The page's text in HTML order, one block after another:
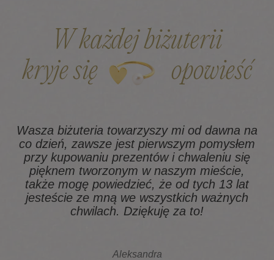
W każdej biżuterii
kryje się
opowieść
Wasza biżuteria towarzyszy mi od dawna na
co dzień, zawsze jest pierwszym pomysłem
przy kupowaniu prezentów i chwaleniu się
pięknem tworzonym w naszym mieście,
także mogę powiedzieć, że od tych 13 lat
jesteście ze mną we wszystkich ważnych
chwilach. Dziękuję za to!
Aleksandra